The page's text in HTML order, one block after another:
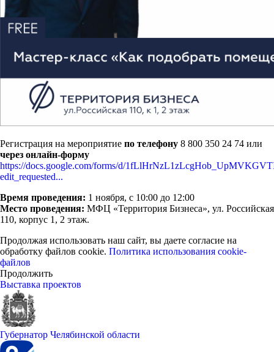
Регистрация на мероприятие по телефону 8 800 350 24 74 или
через онлайн-форму
https://docs.google.com/forms/d/
edit_requested...
Время проведения: 1 ноября, с 10:00 до 12:00
Место проведения: МФЦ «Территория Бизнеса», ул. Российская
110, корпус 1, 2 этаж.
Продолжая использовать наш сайт, вы даете согласие на
обработку файлов cookie. Политика использования cookie-
файлов
Продолжить
Выставка проектов
Губернатор Челябинской области